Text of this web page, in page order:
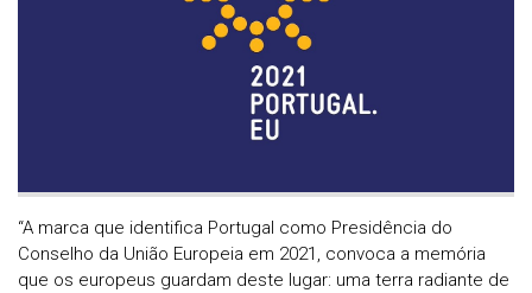
“A marca que identi­fica Portugal como Presidência do
Conselho da União Europeia em 2021, convoca a memória
que os europeus guardam deste lugar: uma terra radiante de